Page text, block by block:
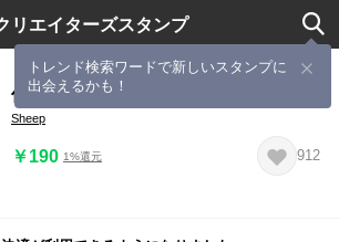
リエイターズスタンプ
トレンド検索ワードで新しいスタンプに
出会えるかも！
仲良しさんに送る為スタンプ【２】
Sheep
￥190 1%還元 912